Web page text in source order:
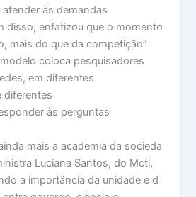
às demandas
disso, enfatizou que o momento
mais do que da competição”
coloca pesquisadores
em diferentes
diferentes
às perguntas
mais a academia da socieda
Luciana Santos, do Mcti,
a importância da unidade e d